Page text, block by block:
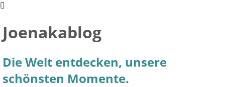
Joenakablog
Die Welt entdecken, unsere
schönsten Momente.